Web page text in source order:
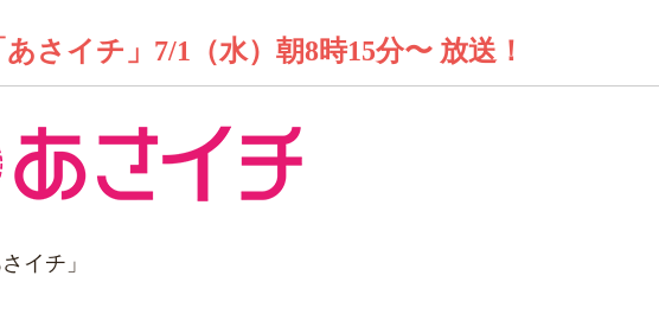
さイチ」7/1（水）朝8時15分〜 放送！
イチ」